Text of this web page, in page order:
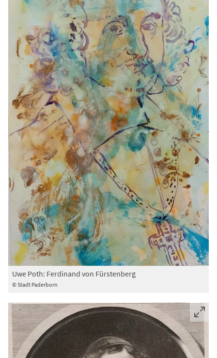
© Stadt Paderborn
Uwe Poth: Ferdinand von Fürstenberg